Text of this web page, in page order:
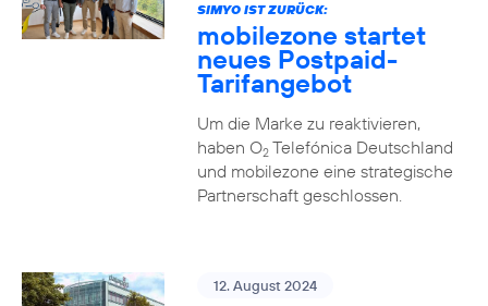
SIMYO IST ZURÜCK:
mobilezone startet
neues Postpaid-
Tarifangebot
Um die Marke zu reaktivieren,
haben O2Telefónica Deutschland
und mobilezone eine strategische
Partnerschaft geschlossen.
12. August 2024